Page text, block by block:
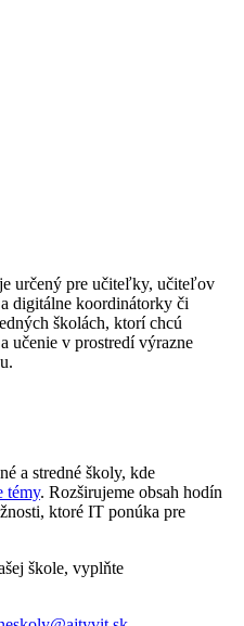
určený pre učiteľky, učiteľov
digitálne koordinátorky či
školách, ktorí chcú
učenie v prostredí výrazne
a stredné školy, kde
témy. Rozširujeme obsah hodín
ktoré IT ponúka pre
škole, vyplňte